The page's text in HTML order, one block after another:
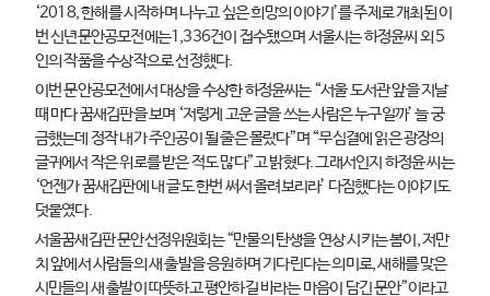
‘2018, 한해를 시작하며 나누고 싶은 희망의 이야기’를 주제로 개최된 이
번 신년문안공모전에는1,336건이 접수됐으며 서울시는 하정윤씨 외 5
인의 작품을 수상작으로 선정했다.
이번 문안공모전에서 대상을 수상한 하정윤씨는 “서울 도서관 앞을 지날
때 마다 꿈새김판을 보며 ‘저렇게 고운 글을 쓰는 사람은 누구일까’ 늘 궁
금했는데 정작 내가 주인공이 될 줄은 몰랐다”며 “무심결에 읽은 광장의
글귀에서 작은 위로를 받은 적도 많다”고 밝혔다. 그래서인지 하정윤 씨는
‘언젠가 꿈새김판에 내 글도 한번 써서 올려보리라’ 다짐했다는 이야기도
덧붙였다.
서울꿈새김판 문안선정위원회는 “만물의 탄생을 연상 시키는 봄이, 저만
치 앞에서 사람들의 새 출발을 응원하며 기다린다는 의미로, 새해를 맞은
시민들의 새 출발이 따뜻하고 평안하길 바라는 마음이 담긴 문안”이라고